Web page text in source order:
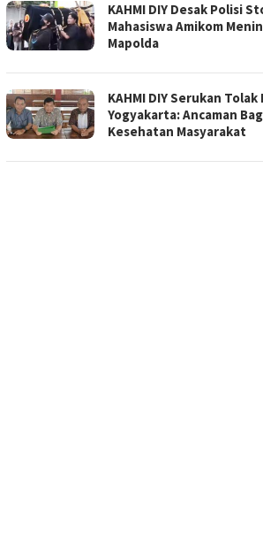
KAHMI DIY Desak Polisi
Mahasiswa Amikom
Mapolda
KAHMI DIY Serukan
Yogyakarta: Ancaman
Kesehatan Masyarakat